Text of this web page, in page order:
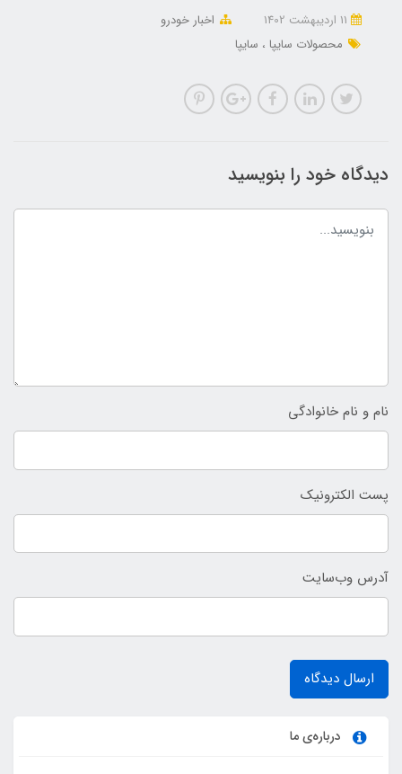
اخبار خودرو
محصولات سایپا
سایپا
دیدگاه خود را بنویسید
نام و نام خانوادگی
پست الکترونیک
آدرس وب‌سایت
ارسال دیدگاه
درباره‌ی ما